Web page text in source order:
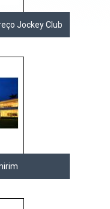
Jockey Club